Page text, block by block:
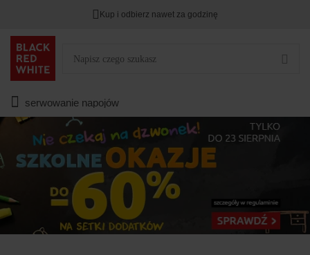
HITY DNIA przy zapisie na Newsletter.
Kup i odbierz nawet za godzinę
serwowanie napojów